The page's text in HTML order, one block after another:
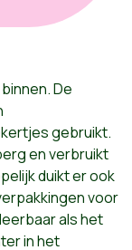
De
gebruikt.
en verbruikt
duikt er ook
voor
als het
in het